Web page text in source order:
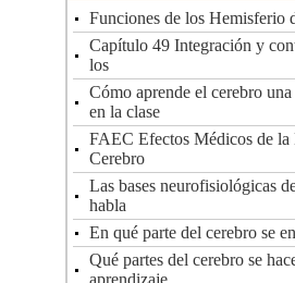
Funciones de los Hemisferio
Capítulo 49 Integración y
los
Cómo aprende el cerebro
en la clase
FAEC Efectos Médicos de la
Cerebro
Las bases neurofisiológicas
habla
En qué parte del cerebro se
Qué partes del cerebro se
aprendizaje